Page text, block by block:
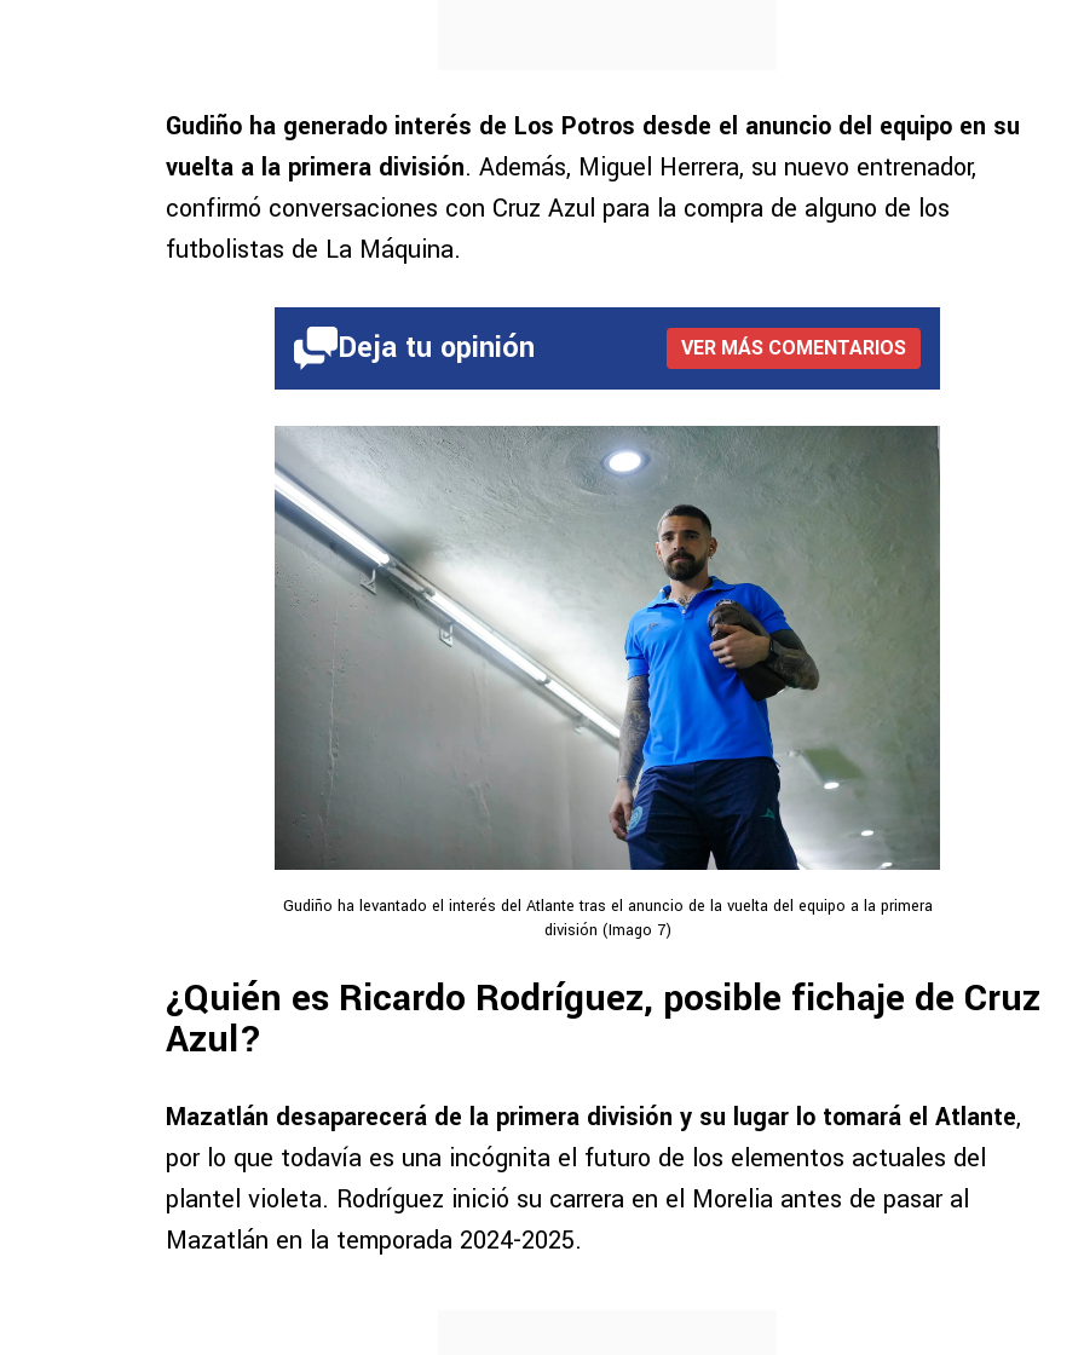
Gudiño ha generado interés de Los Potros desde el anuncio del equipo en su
vuelta a la primera división. Además, Miguel Herrera, su nuevo entrenador,
confirmó conversaciones con Cruz Azul para la compra de alguno de los
futbolistas de La Máquina.
Deja tu opinión VER MÁS COMENTARIOS
Gudiño ha levantado el interés del Atlante tras el anuncio de la vuelta del equipo a la primera
división (Imago 7)
¿Quién es Ricardo Rodríguez, posible fichaje de Cruz
Azul?
Mazatlán desaparecerá de la primera división y su lugar lo tomará el Atlante,
por lo que todavía es una incógnita el futuro de los elementos actuales del
plantel violeta. Rodríguez inició su carrera en el Morelia antes de pasar al
Mazatlán en la temporada 2024-2025.